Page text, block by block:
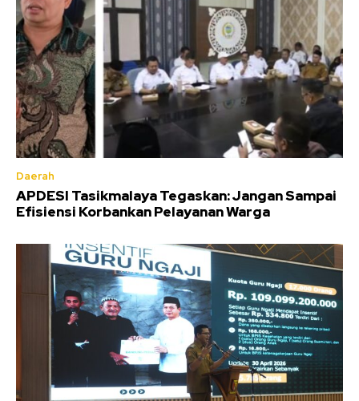
Daerah
APDESI Tasikmalaya Tegaskan: Jangan Sampai
Efisiensi Korbankan Pelayanan Warga